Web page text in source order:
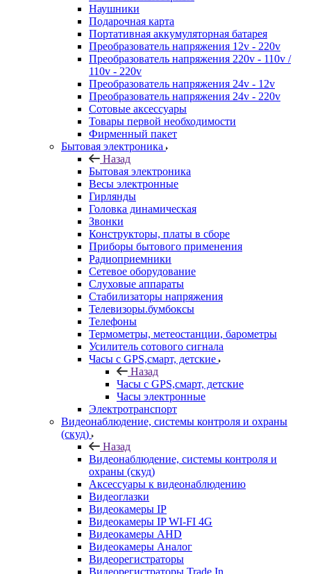
Наушники
Подарочная карта
Портативная аккумуляторная батарея
Преобразователь напряжения 12v - 220v
Преобразователь напряжения 220v - 110v /
110v - 220v
Преобразователь напряжения 24v - 12v
Преобразователь напряжения 24v - 220v
Сотовые аксессуары
Товары первой необходимости
Фирменный пакет
Бытовая электроника
Назад
Бытовая электроника
Весы электронные
Гирлянды
Головка динамическая
Звонки
Конструкторы, платы в сборе
Приборы бытового применения
Радиоприемники
Сетевое оборудование
Слуховые аппараты
Стабилизаторы напряжения
Телевизоры.бумбоксы
Телефоны
Термометры, метеостанции, барометры
Усилитель сотового сигнала
Часы с GPS,смарт, детские
Назад
Часы с GPS,смарт, детские
Часы электронные
Электротранспорт
Видеонаблюдение, системы контроля и охраны
(скуд)
Назад
Видеонаблюдение, системы контроля и
охраны (скуд)
Аксессуары к видеонаблюдению
Видеоглазки
Видеокамеры IP
Видеокамеры IP WI-FI 4G
Видеокамеры AHD
Видеокамеры Аналог
Видеорегистраторы
Видеорегистраторы Trade In